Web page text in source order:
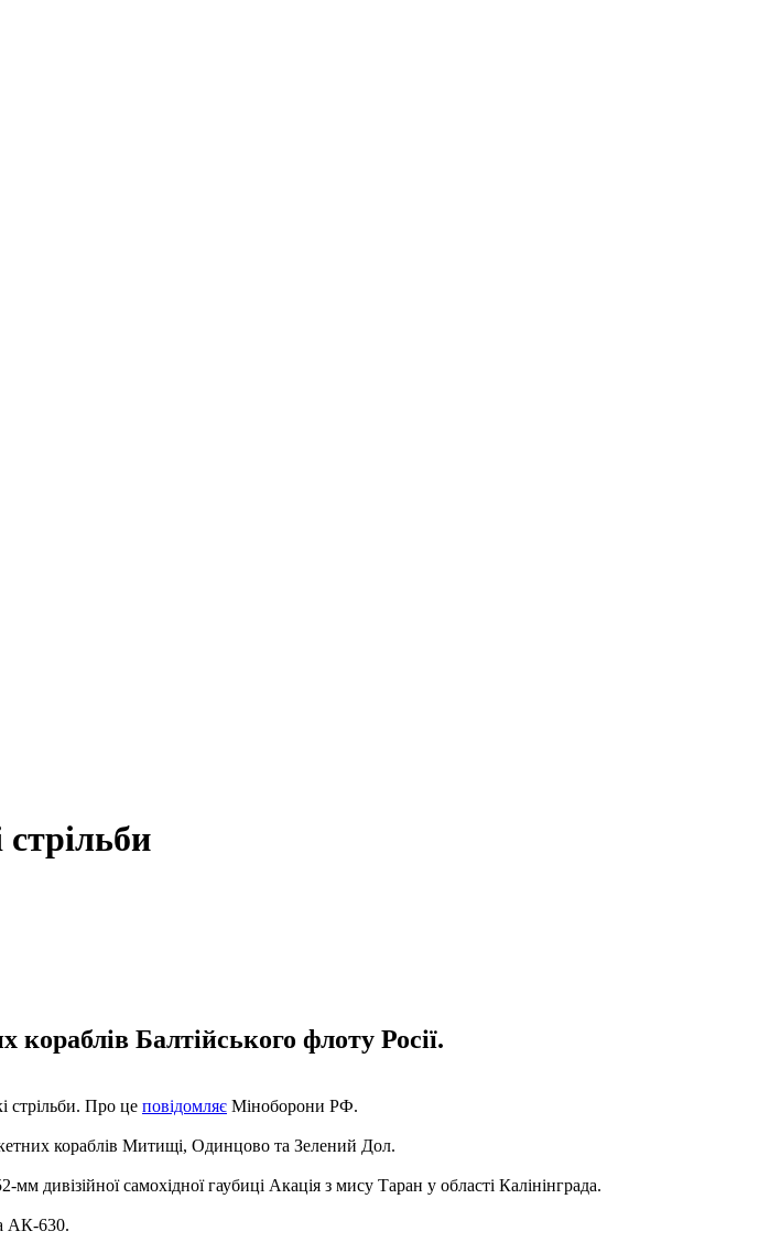
Балтійського флоту Росії.
стрільби. Про це повідомляє Міноборони РФ.
кораблів Митищі, Одинцово та Зелений Дол.
дивізійної самохідної гаубиці Акація з мису Таран у області Калінінграда.
АК-630.